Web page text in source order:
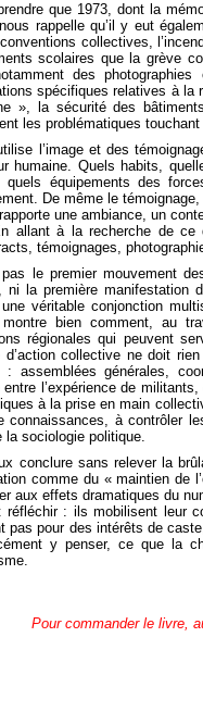
que 1973, dont la
nous rappelle qu’il y eut
collectives,
scolaires que la grève
des
spécifiques relatives à la
», la sécurité des
les problématiques
utilise l’image et des
humaine. Quels habits,
quels équipements des
De même le
une ambiance, un
allant à la recherche de
témoignages,
pas le premier mouvement
ni la première manifestation
véritable conjonction
montre bien comment, au
régionales qui peuvent
d’action collective ne doit
: assemblées générales,
entre l’expérience de
à la prise en main
connaissances, à contrôler
la sociologie politique.
conclure sans relever la
comme du « maintien de
aux effets dramatiques du
réfléchir : ils mobilisent leur
pas pour des intérêts de
y penser, ce que la
Pour commander le livre,